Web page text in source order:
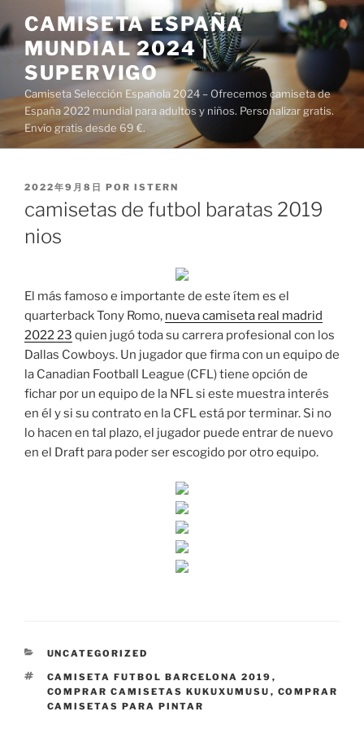
al
contenido
CAMISETA ESPAÑA
MUNDIAL 2024 |
SUPERVIGO
Camiseta Selección Española 2024 – Ofrecemos camiseta de
España 2022 mundial para adultos y niños. Personalizar gratis.
Envío gratis desde 69 €.
PUBLICADO
2022年9月8日 POR ISTERN
camisetas de futbol baratas 2019
nios
El más famoso e importante de este ítem es el
quarterback Tony Romo, nueva camiseta real madrid
2022 23 quien jugó toda su carrera profesional con los
Dallas Cowboys. Un jugador que firma con un equipo de
la Canadian Football League (CFL) tiene opción de
fichar por un equipo de la NFL si este muestra interés
en él y si su contrato en la CFL está por terminar. Si no
lo hacen en tal plazo, el jugador puede entrar de nuevo
en el Draft para poder ser escogido por otro equipo.
CATEGORÍAS
UNCATEGORIZED
ETIQUETAS
CAMISETA FUTBOL BARCELONA 2019 ,
COMPRAR CAMISETAS KUKUXUMUSU , COMPRAR
CAMISETAS PARA PINTAR